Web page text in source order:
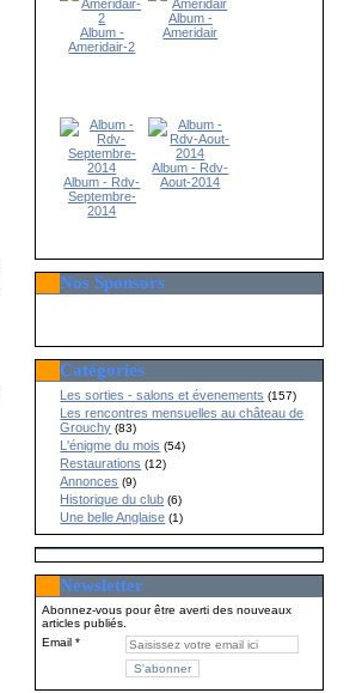
Album -
Ameridair-2
Album -
Ameridair
Album - Rdv-
Septembre-
2014
Album - Rdv-
Aout-2014
Nos Sponsors
Catégories
Les sorties - salons et évenements (157)
Les rencontres mensuelles au château de
Grouchy (83)
L'énigme du mois (54)
Restaurations (12)
Annonces (9)
Historique du club (6)
Une belle Anglaise (1)
Newsletter
Abonnez-vous pour être averti des nouveaux
articles publiés.
Email